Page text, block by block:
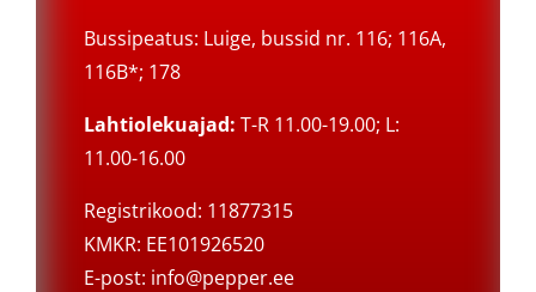
Bussipeatus: Luige, bussid nr. 116; 116A,
116B*; 178
Lahtiolekuajad: T-R 11.00-19.00; L:
11.00-16.00
Registrikood: 11877315
KMKR: EE101926520
E-post: info@pepper.ee